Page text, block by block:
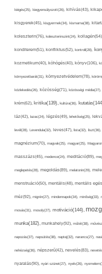
kiégés(25), kiegyensúlyozott(26), kihívás(43),
kisgyerek(45), kisgyermek(34), kismama(38),
koleszterin(76), koleszterinszint(24), kollagén(54),
konditerem(51), konfliktus(52), kontroll(28),
kozmetikum(40), köhögés(40), könyv(106),
környezetbarát(31), környezetvédelem(78),
közlekedés(26), közösség(71), közösségi média(27),
krém(62), kritika(139), kultúra(36),
láz(42), lazac(24), légzés(49), lehetőség(25),
levél(28), Levendula(32), leves(47), lista(32), liszt(36),
magnézium(70), magvak(25), magyar(25),
masszázs(45), medence(24), meditáció(89),
meglepetés(28), megoldás(89), melatonin(29),
menstruáció(50), mentális(48), mentális
méz(92), migrén(27), mindennapok(34), minőség(33),
mosás(31), mosoly(27), motiváció(144),
munka(182), munkahely(92), műtét(38),
napozás(37), napsütés(38), naptej(32), narancs(27),
nehézség(36), népszerű(42), nevelés(83),
nyaralás(90), nyári szünet(27), nyelv(26),